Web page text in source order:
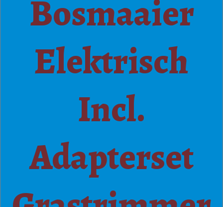
Bosmaaier
Elektrisch
Incl.
Adapterset